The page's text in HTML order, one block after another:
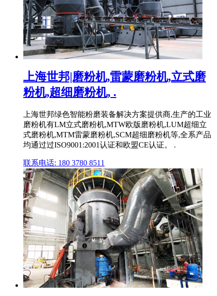
上海世邦|磨粉机,雷蒙磨粉机,立式磨
粉机,超细磨粉机, .
上海世邦绿色智能粉磨装备解决方案提供商,生产的工业
磨粉机有LM立式磨粉机,MTW欧版磨粉机,LUM超细立
式磨粉机,MTM雷蒙磨粉机,SCM超细磨粉机等,全系产品
均通过过ISO9001:2001认证和欧盟CE认证。 .
联系电话: 180 3780 8511